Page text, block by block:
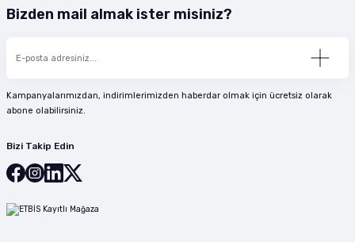
Bizden mail almak ister misiniz?
Kampanyalarımızdan, indirimlerimizden haberdar olmak için ücretsiz olarak
abone olabilirsiniz.
Bizi Takip Edin